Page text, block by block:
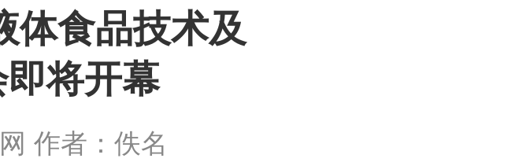
体食品技术及
将开幕
作者：佚名